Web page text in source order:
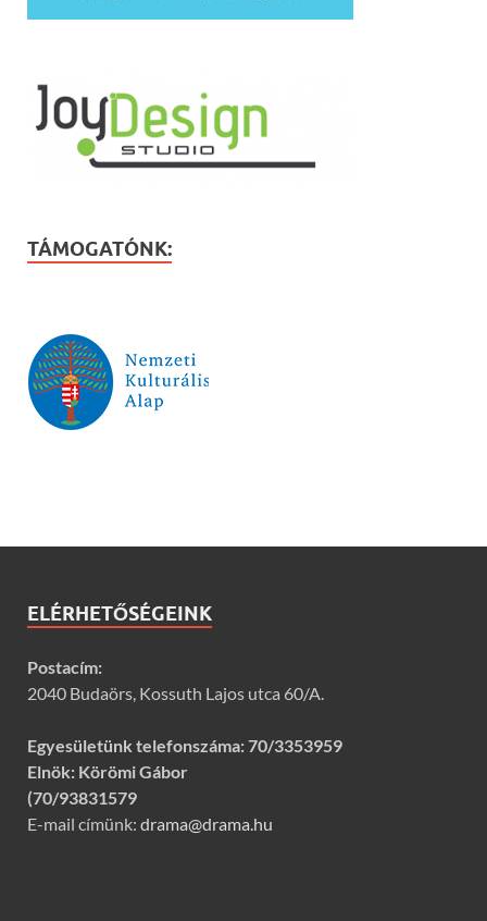
TÁMOGATÓNK:
ELÉRHETŐSÉGEINK
Postacím:
2040 Budaörs, Kossuth Lajos utca 60/A.
Egyesületünk telefonszáma:70/3353959
Elnök: Körömi Gábor
(70/93831579
E-mail címünk: drama@drama.hu